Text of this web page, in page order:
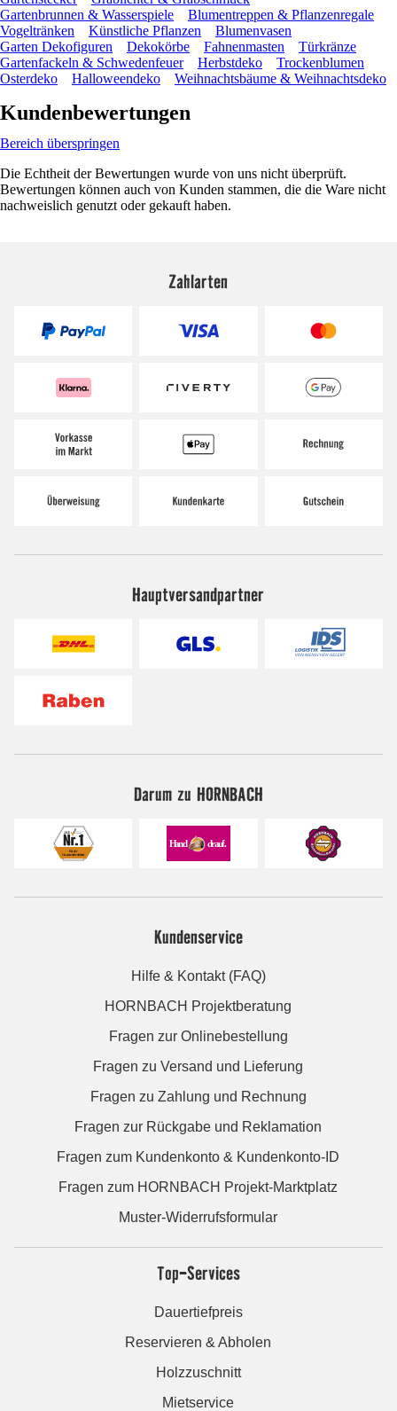
Gartenbrunnen & Wasserspiele
Blumentreppen & Pflanzenregale
Vogeltränken
Künstliche Pflanzen
Blumenvasen
Garten Dekofiguren
Dekokörbe Fahnenmasten
Türkränze
Gartenfackeln & Schwedenfeuer
Herbstdeko
Trockenblumen
Osterdeko
Halloweendeko Weihnachtsbäume & Weihnachtsdeko
Kundenbewertungen
Bereich überspringen
Die Echtheit der Bewertungen wurde von uns nicht überprüft.
Bewertungen können auch von Kunden stammen, die die Ware nicht
nachweislich genutzt oder gekauft haben.
Zahlarten
Hauptversandpartner
Darum zu HORNBACH
Kundenservice
Hilfe & Kontakt (FAQ)
HORNBACH Projektberatung
Fragen zur Onlinebestellung
Fragen zu Versand und Lieferung
Fragen zu Zahlung und Rechnung
Fragen zur Rückgabe und Reklamation
Fragen zum Kundenkonto & Kundenkonto-ID
Fragen zum HORNBACH Projekt-Marktplatz
Muster-Widerrufsformular
Top-Services
Dauertiefpreis
Reservieren & Abholen
Holzzuschnitt
Mietservice